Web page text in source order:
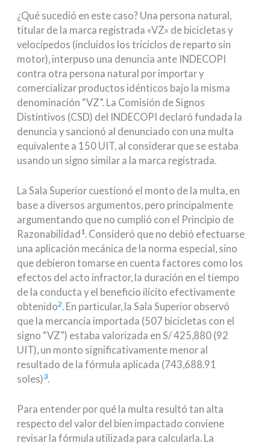
¿Qué sucedió en este caso? Una persona natural,
titular de la marca registrada «VZ» de bicicletas y
velocípedos (incluidos los triciclos de reparto sin
motor), interpuso una denuncia ante INDECOPI
contra otra persona natural por importar y
comercializar productos idénticos bajo la misma
denominación “VZ”. La Comisión de Signos
Distintivos (CSD) del INDECOPI declaró fundada la
denuncia y sancionó al denunciado con una multa
equivalente a 150 UIT, al considerar que se estaba
usando un signo similar a la marca registrada.
La Sala Superior cuestionó el monto de la multa, en
base a diversos argumentos, pero principalmente
argumentando que no cumplió con el Principio de
Razonabilidad 1. Consideró que no debió efectuarse
una aplicación mecánica de la norma especial, sino
que debieron tomarse en cuenta factores como los
efectos del acto infractor, la duración en el tiempo
de la conducta y el beneficio ilícito efectivamente
obtenido2. En particular, la Sala Superior observó
que la mercancía importada (507 bicicletas con el
signo “VZ”) estaba valorizada en S/ 425,880 (92
UIT), un monto significativamente menor al
resultado de la fórmula aplicada (743,688.91
soles)3.
Para entender por qué la multa resultó tan alta
respecto del valor del bien impactado conviene
revisar la fórmula utilizada para calcularla. La